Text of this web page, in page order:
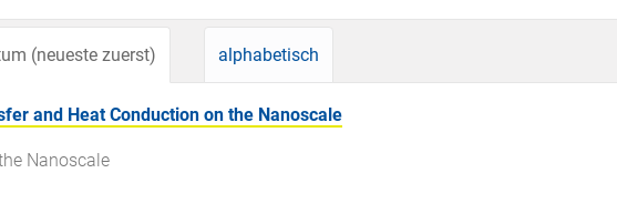
(neueste zuerst) alphabetisch
and Heat Conduction on the Nanoscale
Nanoscale